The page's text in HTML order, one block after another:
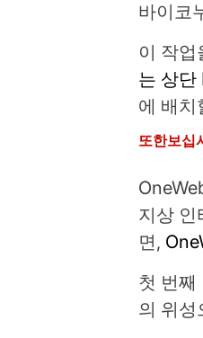
바이코
이 작업
는 상단
에 배치
또한보십
지상 인
면,
첫 번째
의 위성